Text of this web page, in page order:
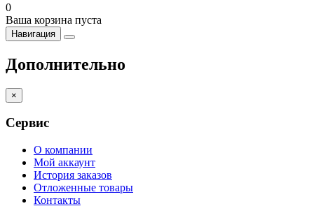
0
Ваша корзина пуста
Навигация
Дополнительно
×
Сервис
О компании
Мой аккаунт
История заказов
Отложенные товары
Контакты